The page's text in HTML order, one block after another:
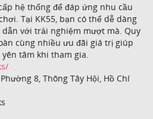
hệ thống để đáp ứng nhu cầu
Tại KK55, bạn có thể dễ dàng
với trải nghiệm mượt mà. Quy
cùng nhiều ưu đãi giá trị giúp
tâm khi tham gia.
8, Thông Tây Hội, Hồ Chí